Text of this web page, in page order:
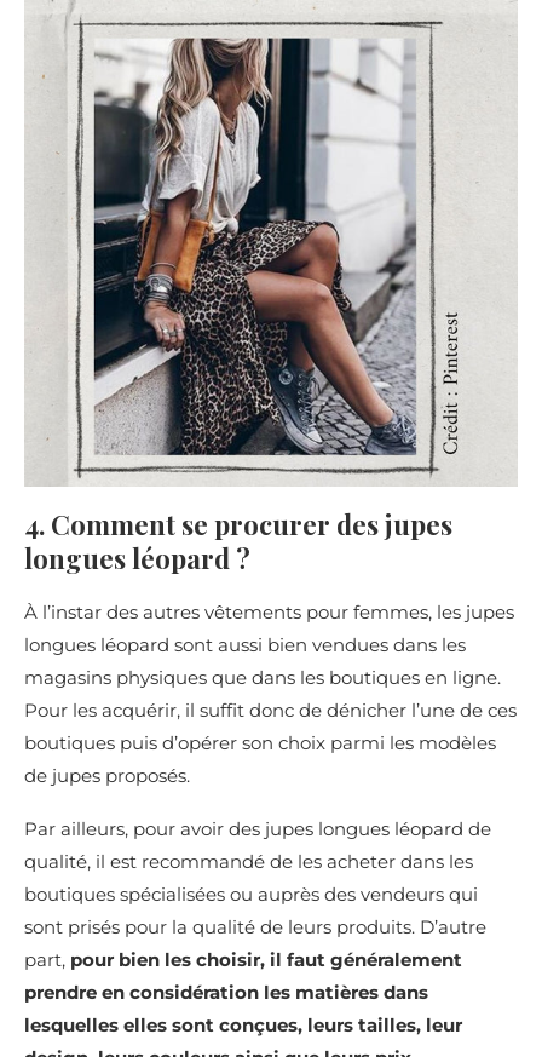
4. Comment se procurer des jupes
longues léopard ?
À l’instar des autres vêtements pour femmes, les jupes
longues léopard sont aussi bien vendues dans les
magasins physiques que dans les boutiques en ligne.
Pour les acquérir, il suffit donc de dénicher l’une de ces
boutiques puis d’opérer son choix parmi les modèles
de jupes proposés.
Par ailleurs, pour avoir des jupes longues léopard de
qualité, il est recommandé de les acheter dans les
boutiques spécialisées ou auprès des vendeurs qui
sont prisés pour la qualité de leurs produits. D’autre
part, pour bien les choisir, il faut généralement
prendre en considération les matières dans
lesquelles elles sont conçues, leurs tailles, leur